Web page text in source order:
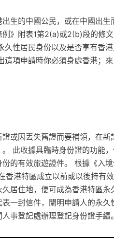
生的中國公民，或在中國出生
》附表1第2(a)或2(b)段的條
性居民身份以及是否享有香
項申請時你必須身處香港；
或因丟失舊證而要補領，在新
此收據具臨時身份證的功能，
的有效旅遊證件。 根據《入
香港特區成立以前或以後持有
居住地，便可成為香港特區永
一封信件，闡明申請人的永久
事登記處辦理登記身份證手續。